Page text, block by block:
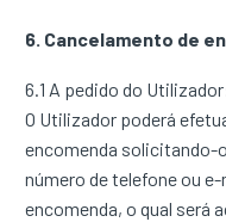
6. Cancelamento de
6.1 A pedido do
O Utilizador poderá
encomenda solicitando-
número de telefone ou
encomenda, o qual será